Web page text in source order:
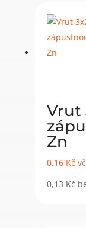
Vrut
Zn
0,16 Kč
0,13 Kč